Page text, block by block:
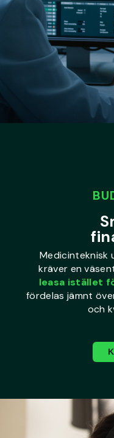
Medicinteknisk
kräver en
leasa istället
fördelas jämnt
och